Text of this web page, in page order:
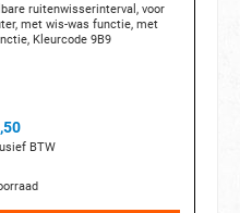
ruitenwisserinterval, voor
met wis-was functie, met
Kleurcode 9B9
BTW